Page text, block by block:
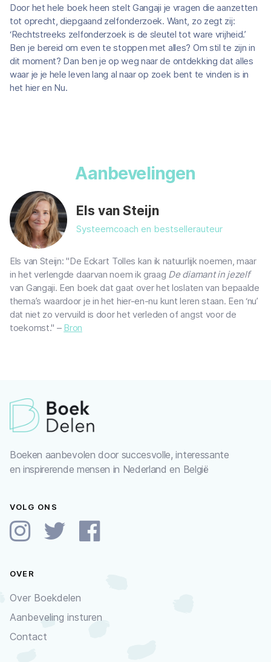
Door het hele boek heen stelt Gangaji je vragen die aanzetten
tot oprecht, diepgaand zelfonderzoek. Want, zo zegt zij:
‘Rechtstreeks zelfonderzoek is de sleutel tot ware vrijheid.’
Ben je bereid om even te stoppen met alles? Om stil te zijn in
dit moment? Dan ben je op weg naar de ontdekking dat alles
waar je je hele leven lang al naar op zoek bent te vinden is in
het hier en Nu.
Aanbevelingen
Els van Steijn
Systeemcoach en bestsellerauteur
Els van Steijn: "De Eckart Tolles kan ik natuurlijk noemen, maar
in het verlengde daarvan noem ik graag De diamant in jezelf
van Gangaji. Een boek dat gaat over het loslaten van bepaalde
thema’s waardoor je in het hier-en-nu kunt leren staan. Een ‘nu’
dat niet zo vervuild is door het verleden of angst voor de
toekomst." – Bron
Boeken aanbevolen door succesvolle, interessante
en inspirerende mensen in Nederland en België
VOLG ONS
OVER
Over Boekdelen
Aanbeveling insturen
Contact